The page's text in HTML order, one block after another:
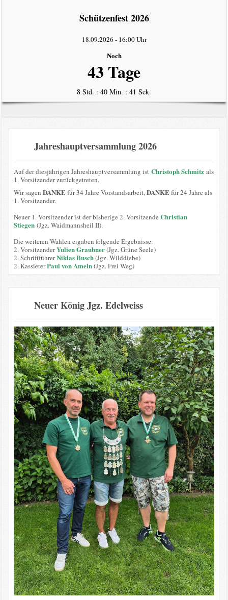
Schützenfest 2026
18.09.2026 - 16:00 Uhr
Noch
43 Tage
8 Std. : 40 Min. : 41 Sek.
Jahreshauptversammlung 2026
Auf der diesjährigen Jahreshauptversammlung ist Christoph Schmitzals
1. Vorsitzender zurückgetreten.
Wir sagen DANKEfür 34 Jahre Vorstandsarbeit,DANKEfür 24 Jahre als
1. Vorsitzender.
Neuer 1. Vorsitzender ist der bisherige 2. Vorsitzende Christian
Stiegen (Jgz. Waidmannsheil II).
Die weiteren Wahlen ergaben folgende Ergebnisse:
2. VorsitzenderYulien Graubner(Jgz. Grüne Seele)
2. SchriftführerNiklas Busch(Jgz. Wilddiebe)
2. KassiererPaul von Ameln(Jgz. Frei Weg)
Neuer König Jgz. Edelweiss